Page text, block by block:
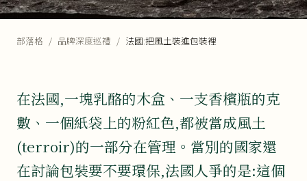
部落格 / 品牌深度巡禮 / 法國:把風土裝進包裝裡
在法國,一塊乳酪的木盒、一支香檳瓶的克
數、一個紙袋上的粉紅色,都被當成風土
(terroir)的一部分在管理。當別的國家還
在討論包裝要不要環保,法國人爭的是:這個